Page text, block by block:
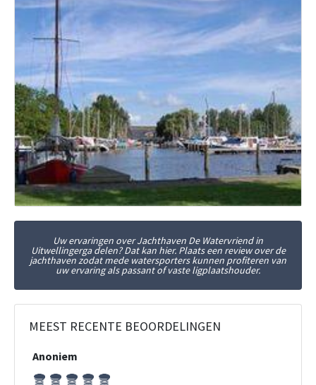
Uw ervaringen over Jachthaven De Watervriend in
Uitwellingerga delen? Dat kan hier. Plaats een review over de
jachthaven zodat mede watersporters kunnen profiteren van
uw ervaring als passant of vaste ligplaatshouder.
MEEST RECENTE BEOORDELINGEN
Anoniem